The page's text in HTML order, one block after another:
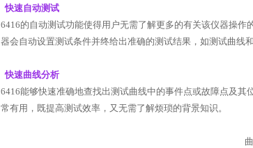
快速自动测试
6416的自动测试功能使得用户无需了解更多的有关该仪器操
器会自动设置测试条件并终给出准确的测试结果，如测试曲线和
快速曲线分析
6416能够快速准确地查找出测试曲线中的事件点或故障点及
常有用，既提高测试效率，又无需了解烦琐的背景知识。